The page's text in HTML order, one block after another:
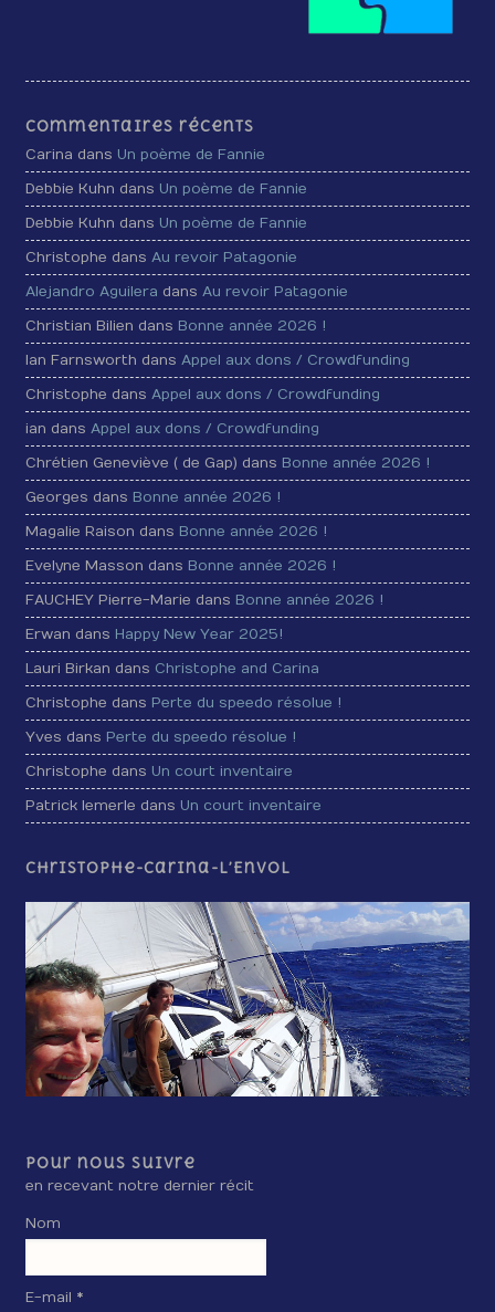
Commentaires récents
Carina dans Un poème de Fannie
Debbie Kuhn dans Un poème de Fannie
Debbie Kuhn dans Un poème de Fannie
Christophe dansAu revoir Patagonie
Alejandro Aguilera dansAu revoir Patagonie
Christian Bilien dans Bonne année 2026 !
Ian Farnsworth dansAppel aux dons / Crowdfunding
Christophe dansAppel aux dons / Crowdfunding
ian dansAppel aux dons / Crowdfunding
Chrétien Geneviève ( de Gap) dans Bonne année 2026 !
Georges dans Bonne année 2026 !
Magalie Raison dans Bonne année 2026 !
Evelyne Masson dans Bonne année 2026 !
FAUCHEY Pierre-Marie dans Bonne année 2026 !
Erwan dans Happy New Year 2025!
Lauri Birkan dans Christophe and Carina
Christophe dans Perte du speedo résolue !
Yves dans Perte du speedo résolue !
Christophe dans Un court inventaire
Patrick lemerle dans Un court inventaire
Christophe-Carina-L’Envol
Pour nous suivre
en recevant notre dernier récit
Nom
E-mail *